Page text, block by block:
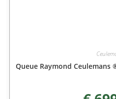
Queue Raymond Ceulemans